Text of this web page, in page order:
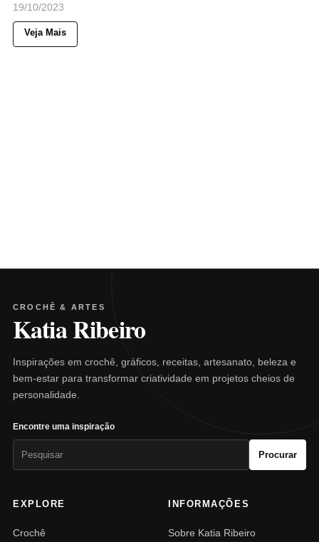
19/10/2023
Veja Mais
CROCHÊ & ARTES
Katia Ribeiro
Inspirações em crochê, gráficos, receitas, artesanato, beleza e
bem-estar para transformar criatividade em projetos cheios de
personalidade.
Encontre uma inspiração
Procurar
EXPLORE
Crochê
INFORMAÇÕES
Sobre Katia Ribeiro